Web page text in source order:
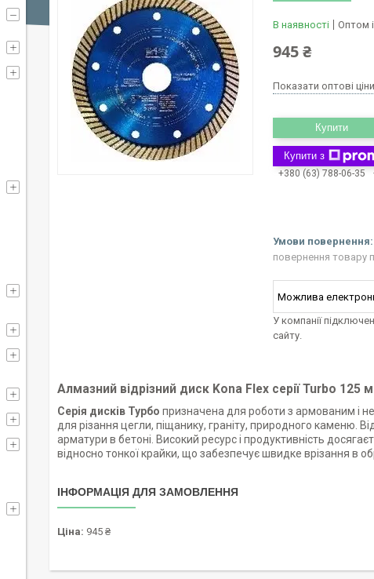
В наявності Оптом
945 ₴
Показати оптові ціни
Купити
Купити з
+380 (63) 788-06-35
повернення товару
У компанії
сайту.
Алмазний відрізний диск Kona Flex серії Turbo 125
Серія дисків Турбо призначена для роботи з армованим і
для різання цегли, піщанику, граніту, природного каменю.
арматури в бетоні. Високий ресурс і продуктивність
відносно тонкої крайки, що забезпечує швидке врізання в
ІНФОРМАЦІЯ ДЛЯ ЗАМОВЛЕННЯ
Ціна: 945 ₴